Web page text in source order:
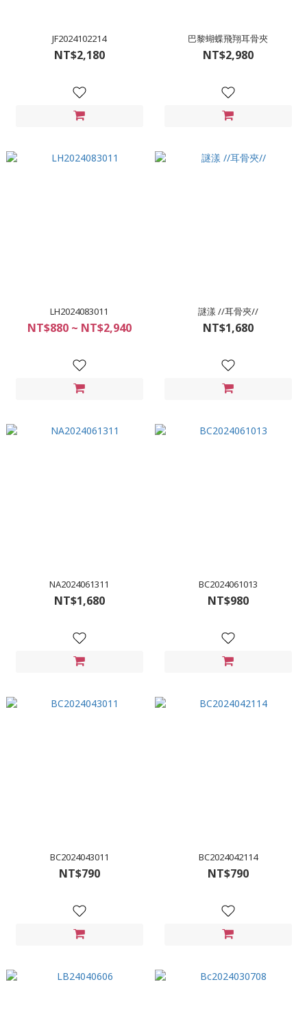
JF2024102214
NT$2,180
巴黎蝴蝶飛翔耳骨夾
NT$2,980
LH2024083011
NT$880 ~ NT$2,940
謎漾 //耳骨夾//
NT$1,680
NA2024061311
NT$1,680
BC2024061013
NT$980
BC2024043011
NT$790
BC2024042114
NT$790